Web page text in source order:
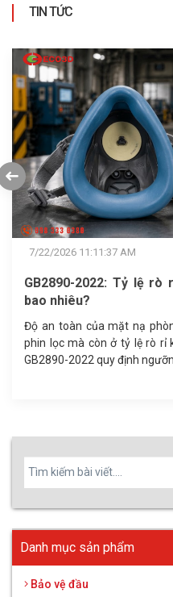
TIN TỨC
7/22/2026 11:11:37 AM
GB2890-2022: Tỷ lệ
bao nhiêu?
Độ an toàn của mặt nạ
phin lọc mà còn ở tỷ lệ rò rỉ
GB2890-2022 quy định
Danh mục sản phẩm
Bảo vệ đầu